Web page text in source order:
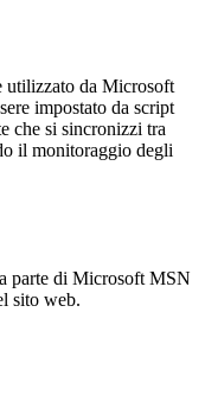
utilizzato da Microsoft
impostato da script
che si sincronizzi tra
il monitoraggio degli
parte di Microsoft MSN
sito web.